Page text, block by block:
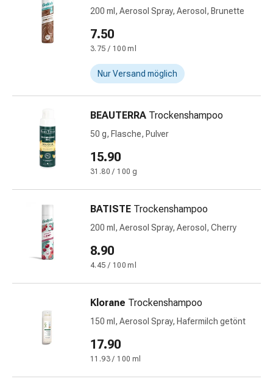
Augenentzündungen
Augenhygiene
Herztherapie
Kompressions-
Kreislaufbeschwerden
Rauchstopp
Venenbeschwerden
Gedächtnis-
Allergien
Heuschnupfen
Antiallergika
Nase
Magen-
200 ml, Aerosol Spray, Aerosol, Brunette
7.50
3.75 / 100 ml
Nur Versand möglich
BEAUTERRA Trockenshampoo
50 g, Flasche, Pulver
15.90
31.80 / 100 g
BATISTE Trockenshampoo
200 ml, Aerosol Spray, Aerosol, Cherry
8.90
4.45 / 100 ml
Klorane Trockenshampoo
150 ml, Aerosol Spray, Hafermilch getönt
17.90
11.93 / 100 ml